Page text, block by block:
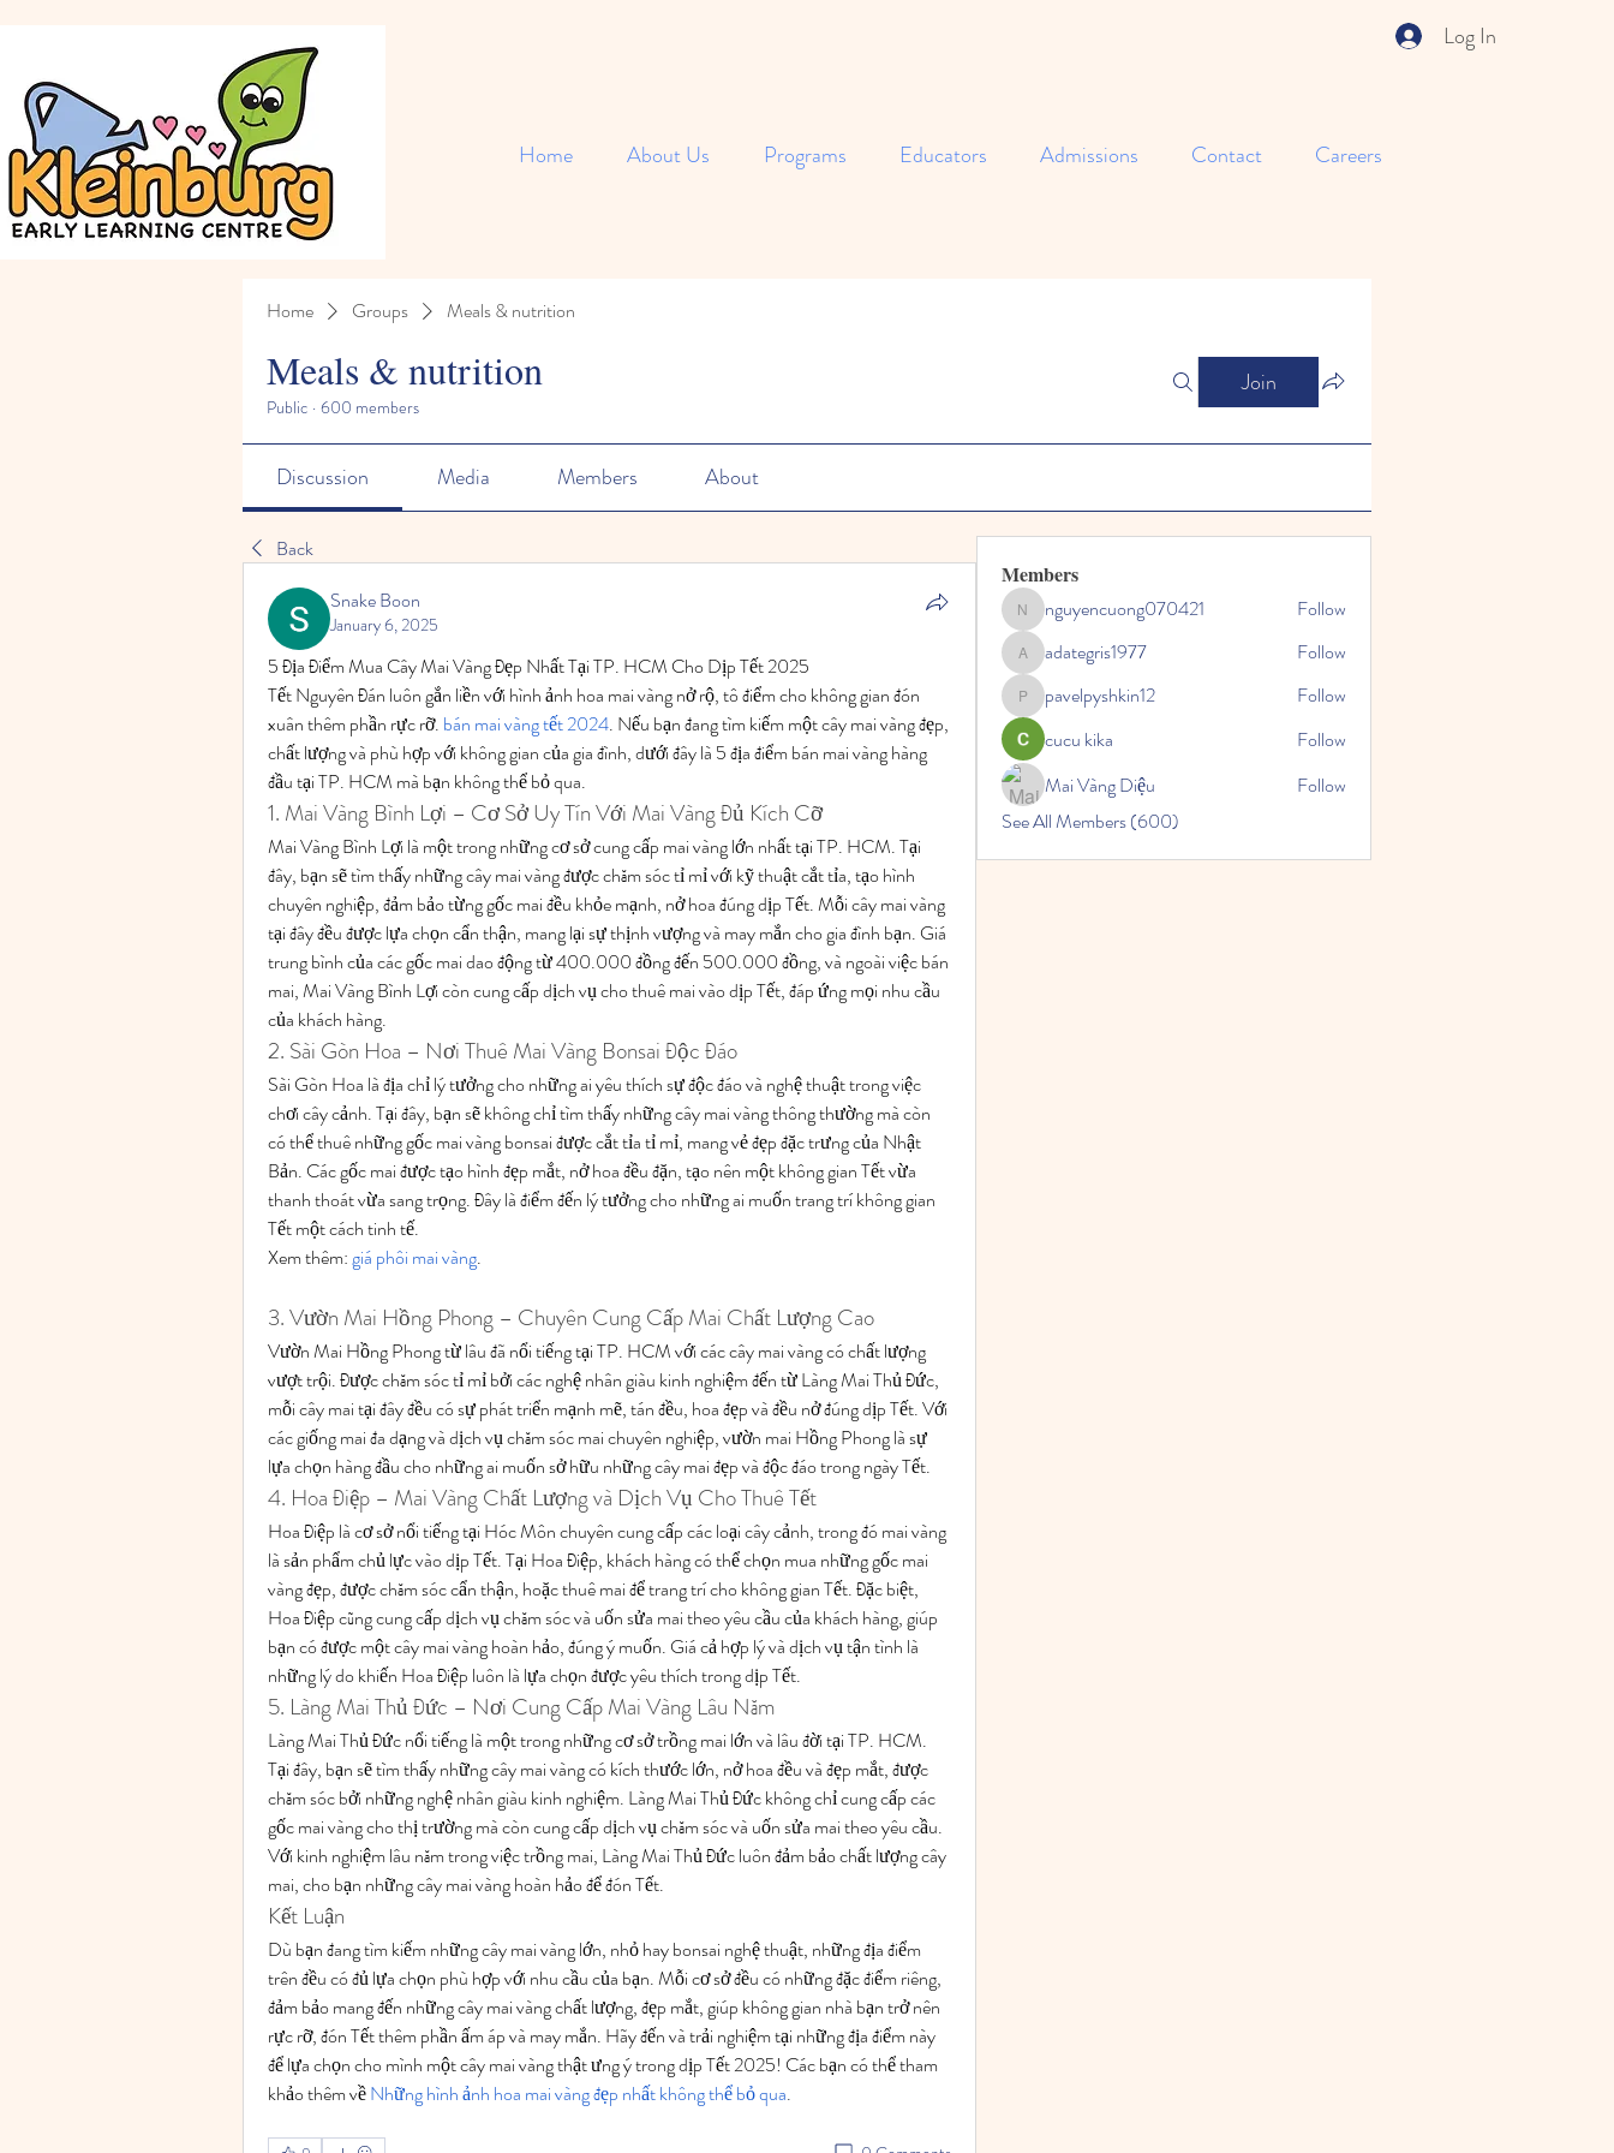
Log In
Home About Us Programs Educators Admissions Contact Careers
Home Groups Meals & nutrition
Meals & nutrition
Public · 600 members
Join
Discussion Media Members About
Back
Snake Boon
January 6, 2025
5 Địa Điểm Mua Cây Mai Vàng Đẹp Nhất Tại TP. HCM Cho Dịp Tết 2025
Tết Nguyên Đán luôn gắn liền với hình ảnh hoa mai vàng nở rộ, tô điểm cho không gian đón
xuân thêm phần rực rỡ. bán mai vàng tết 2024. Nếu bạn đang tìm kiếm một cây mai vàng đẹp,
chất lượng và phù hợp với không gian của gia đình, dưới đây là 5 địa điểm bán mai vàng hàng
đầu tại TP. HCM mà bạn không thể bỏ qua.
1. Mai Vàng Bình Lợi – Cơ Sở Uy Tín Với Mai Vàng Đủ Kích Cỡ
Mai Vàng Bình Lợi là một trong những cơ sở cung cấp mai vàng lớn nhất tại TP. HCM. Tại
đây, bạn sẽ tìm thấy những cây mai vàng được chăm sóc tỉ mỉ với kỹ thuật cắt tỉa, tạo hình
chuyên nghiệp, đảm bảo từng gốc mai đều khỏe mạnh, nở hoa đúng dịp Tết. Mỗi cây mai vàng
tại đây đều được lựa chọn cẩn thận, mang lại sự thịnh vượng và may mắn cho gia đình bạn. Giá
trung bình của các gốc mai dao động từ 400.000 đồng đến 500.000 đồng, và ngoài việc bán
mai, Mai Vàng Bình Lợi còn cung cấp dịch vụ cho thuê mai vào dịp Tết, đáp ứng mọi nhu cầu
của khách hàng.
2. Sài Gòn Hoa – Nơi Thuê Mai Vàng Bonsai Độc Đáo
Sài Gòn Hoa là địa chỉ lý tưởng cho những ai yêu thích sự độc đáo và nghệ thuật trong việc
chơi cây cảnh. Tại đây, bạn sẽ không chỉ tìm thấy những cây mai vàng thông thường mà còn
có thể thuê những gốc mai vàng bonsai được cắt tỉa tỉ mỉ, mang vẻ đẹp đặc trưng của Nhật
Bản. Các gốc mai được tạo hình đẹp mắt, nở hoa đều đặn, tạo nên một không gian Tết vừa
thanh thoát vừa sang trọng. Đây là điểm đến lý tưởng cho những ai muốn trang trí không gian
Tết một cách tinh tế.
Xem thêm: giá phôi mai vàng.
3. Vườn Mai Hồng Phong – Chuyên Cung Cấp Mai Chất Lượng Cao
Vườn Mai Hồng Phong từ lâu đã nổi tiếng tại TP. HCM với các cây mai vàng có chất lượng
vượt trội. Được chăm sóc tỉ mỉ bởi các nghệ nhân giàu kinh nghiệm đến từ Làng Mai Thủ Đức,
mỗi cây mai tại đây đều có sự phát triển mạnh mẽ, tán đều, hoa đẹp và đều nở đúng dịp Tết. Với
các giống mai đa dạng và dịch vụ chăm sóc mai chuyên nghiệp, vườn mai Hồng Phong là sự
lựa chọn hàng đầu cho những ai muốn sở hữu những cây mai đẹp và độc đáo trong ngày Tết.
4. Hoa Điệp – Mai Vàng Chất Lượng và Dịch Vụ Cho Thuê Tết
Hoa Điệp là cơ sở nổi tiếng tại Hóc Môn chuyên cung cấp các loại cây cảnh, trong đó mai vàng
là sản phẩm chủ lực vào dịp Tết. Tại Hoa Điệp, khách hàng có thể chọn mua những gốc mai
vàng đẹp, được chăm sóc cẩn thận, hoặc thuê mai để trang trí cho không gian Tết. Đặc biệt,
Hoa Điệp cũng cung cấp dịch vụ chăm sóc và uốn sửa mai theo yêu cầu của khách hàng, giúp
bạn có được một cây mai vàng hoàn hảo, đúng ý muốn. Giá cả hợp lý và dịch vụ tận tình là
những lý do khiến Hoa Điệp luôn là lựa chọn được yêu thích trong dịp Tết.
5. Làng Mai Thủ Đức – Nơi Cung Cấp Mai Vàng Lâu Năm
Làng Mai Thủ Đức nổi tiếng là một trong những cơ sở trồng mai lớn và lâu đời tại TP. HCM.
Tại đây, bạn sẽ tìm thấy những cây mai vàng có kích thước lớn, nở hoa đều và đẹp mắt, được
chăm sóc bởi những nghệ nhân giàu kinh nghiệm. Làng Mai Thủ Đức không chỉ cung cấp các
gốc mai vàng cho thị trường mà còn cung cấp dịch vụ chăm sóc và uốn sửa mai theo yêu cầu.
Với kinh nghiệm lâu năm trong việc trồng mai, Làng Mai Thủ Đức luôn đảm bảo chất lượng cây
mai, cho bạn những cây mai vàng hoàn hảo để đón Tết.
Kết Luận
Dù bạn đang tìm kiếm những cây mai vàng lớn, nhỏ hay bonsai nghệ thuật, những địa điểm
trên đều có đủ lựa chọn phù hợp với nhu cầu của bạn. Mỗi cơ sở đều có những đặc điểm riêng,
đảm bảo mang đến những cây mai vàng chất lượng, đẹp mắt, giúp không gian nhà bạn trở nên
rực rỡ, đón Tết thêm phần ấm áp và may mắn. Hãy đến và trải nghiệm tại những địa điểm này
để lựa chọn cho mình một cây mai vàng thật ưng ý trong dịp Tết 2025! Các bạn có thể tham
khảo thêm về Những hình ảnh hoa mai vàng đẹp nhất không thể bỏ qua.
Members
nguyencuong070421
nguyencuong070421 Follow
adategris1977
adategris1977 Follow
pavelpyshkin12
pavelpyshkin12
Follow
cucu kika
Follow
Mai Vàng Diệu
Follow
See All Members (600)